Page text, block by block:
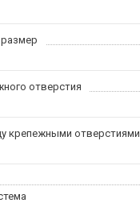
отверстия
крепежными отверстиями